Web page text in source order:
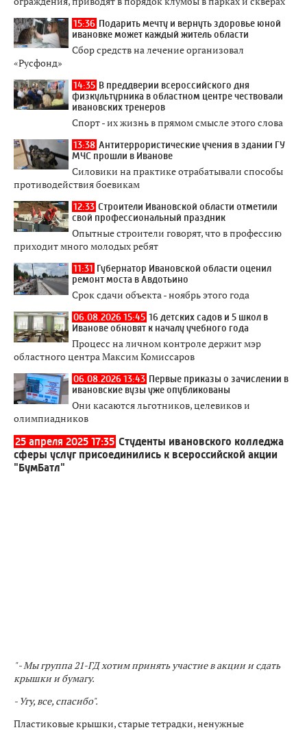
15:36 Подарить мечту и вернуть здоровье юной
ивановке может каждый житель области
Сбор средств на лечение организовал
«Русфонд»
14:35 В преддверии всероссийского дня
физкультурника в областном центре чествовали
ивановских тренеров
Спорт - их жизнь в прямом смысле этого слова
13:38 Антитеррористические учения в здании ГУ
МЧС прошли в Иванове
Силовики на практике отрабатывали способы
противодействия боевикам
12:33 Строители Ивановской области отметили
свой профессиональный праздник
Опытные строители говорят, что в профессию
приходит много молодых ребят
11:31 Губернатор Ивановской области оценил
ремонт моста в Авдотьино
Срок сдачи объекта - ноябрь этого года
06.08.2026 15:45 16 детских садов и 5 школ в
Иванове обновят к началу учебного года
Процесс на личном контроле держит мэр
областного центра Максим Комиссаров
06.08.2026 13:43 Первые приказы о зачислении в
ивановские вузы уже опубликованы
Они касаются льготников, целевиков и
олимпиадников
25 апреля 2025 17:35 Студенты ивановского колледжа
сферы услуг присоединились к всероссийской акции
"БумБатл"
" - Мы группа 21-ГД хотим принять участие в акции и сдать
крышки и бумагу.
- Угу, все, спасибо".
Пластиковые крышки, старые тетрадки, ненужные